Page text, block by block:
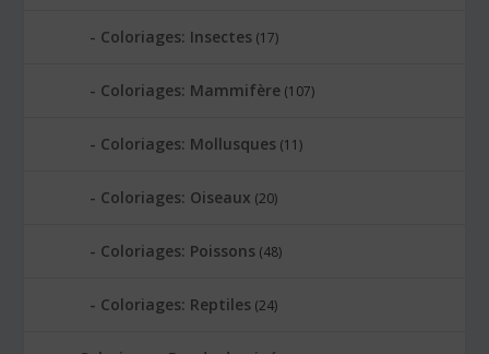
Coloriages: Insectes (17)
Coloriages: Mammifère (107)
Coloriages: Mollusques (11)
Coloriages: Oiseaux (20)
Coloriages: Poissons (48)
Coloriages: Reptiles (24)